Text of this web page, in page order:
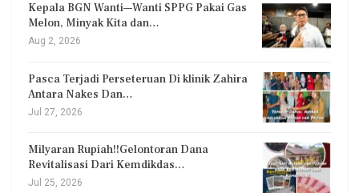
Kepala BGN Wanti—Wanti SPPG Pakai Gas
Melon, Minyak Kita dan…
Aug 2, 2026
Pasca Terjadi Perseteruan Di klinik Zahira
Antara Nakes Dan…
Jul 27, 2026
Milyaran Rupiah!!Gelontoran Dana
Revitalisasi Dari Kemdikdas…
Jul 25, 2026